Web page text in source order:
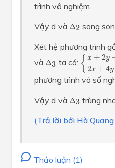
trình vô nghiệm.
Vậy d và Δ2
Δ 2 song
Xét hệ phương trình
và Δ3
Δ 3 ta có: { x + 2y
2x + 4y
{x +2 y− 2
phương trình vô số
Vậy d và Δ3
Δ 3 trùng
(Trả lời bởi Hà
Thảo luận (1)